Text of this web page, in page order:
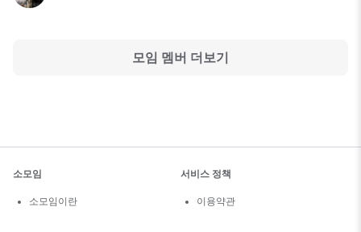
모임 멤버 더보기
소모임
소모임이란
서비스 정책
이용약관